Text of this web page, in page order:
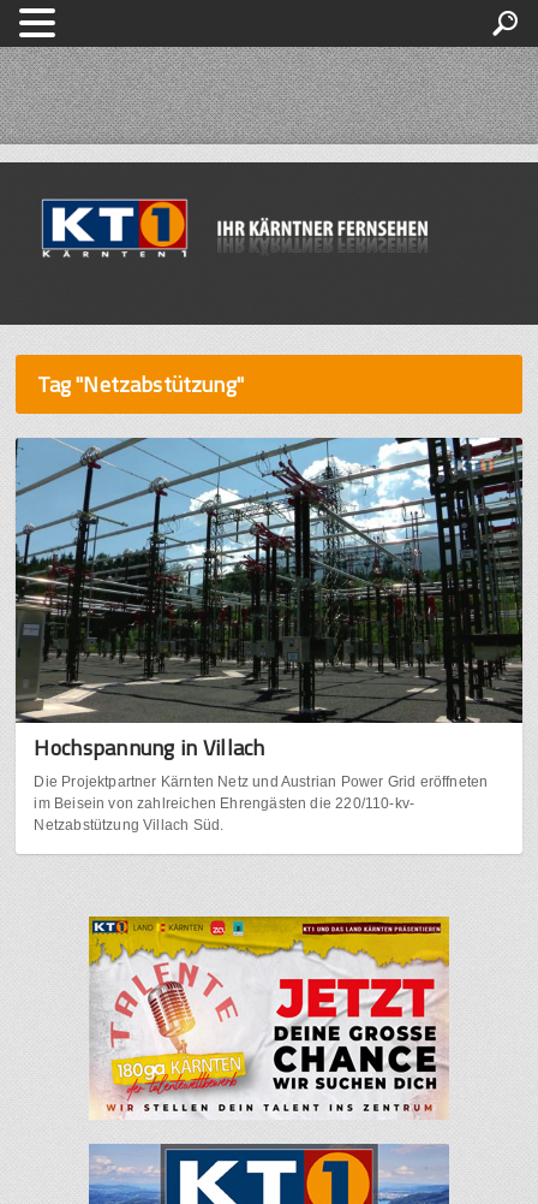
Tag "Netzabstützung"
Hochspannung in Villach
Die Projektpartner Kärnten Netz und Austrian Power Grid eröffneten
im Beisein von zahlreichen Ehrengästen die 220/110-kv-
Netzabstützung Villach Süd.